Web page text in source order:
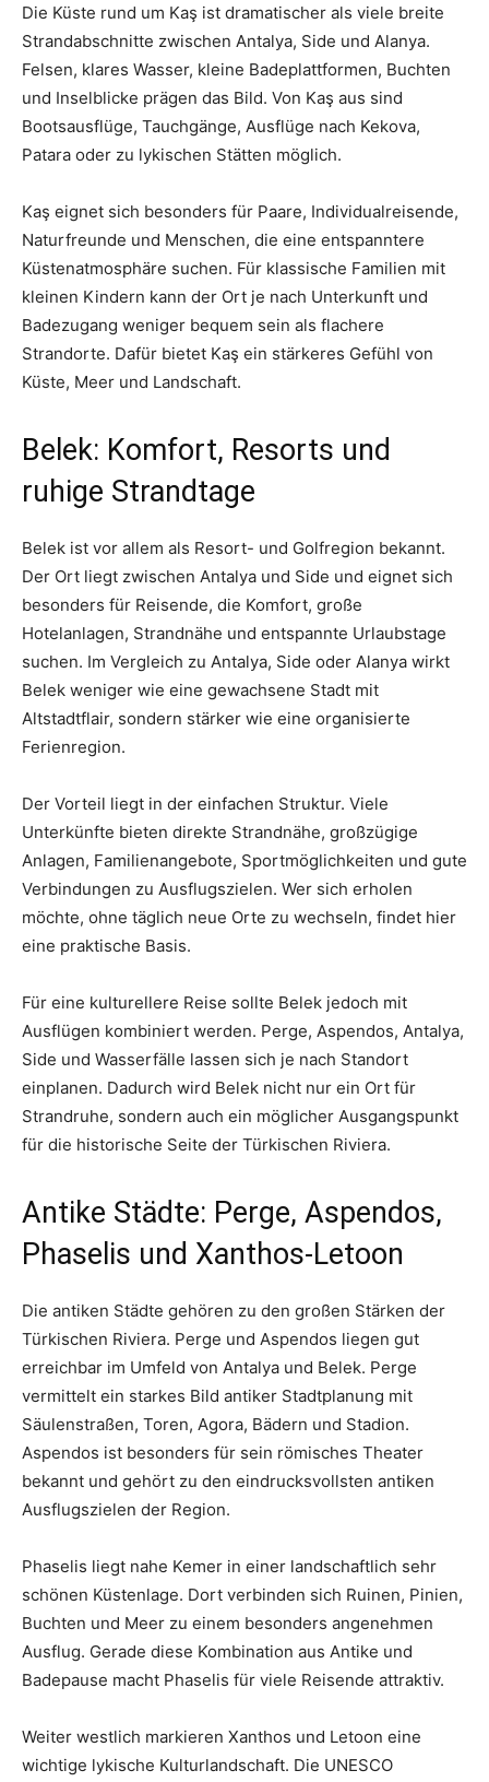
Die Küste rund um Kaş ist dramatischer als viele breite
Strandabschnitte zwischen Antalya, Side und Alanya.
Felsen, klares Wasser, kleine Badeplattformen, Buchten
und Inselblicke prägen das Bild. Von Kaş aus sind
Bootsausflüge, Tauchgänge, Ausflüge nach Kekova,
Patara oder zu lykischen Stätten möglich.
Kaş eignet sich besonders für Paare, Individualreisende,
Naturfreunde und Menschen, die eine entspanntere
Küstenatmosphäre suchen. Für klassische Familien mit
kleinen Kindern kann der Ort je nach Unterkunft und
Badezugang weniger bequem sein als flachere
Strandorte. Dafür bietet Kaş ein stärkeres Gefühl von
Küste, Meer und Landschaft.
Belek: Komfort, Resorts und
ruhige Strandtage
Belek ist vor allem als Resort- und Golfregion bekannt.
Der Ort liegt zwischen Antalya und Side und eignet sich
besonders für Reisende, die Komfort, große
Hotelanlagen, Strandnähe und entspannte Urlaubstage
suchen. Im Vergleich zu Antalya, Side oder Alanya wirkt
Belek weniger wie eine gewachsene Stadt mit
Altstadtflair, sondern stärker wie eine organisierte
Ferienregion.
Der Vorteil liegt in der einfachen Struktur. Viele
Unterkünfte bieten direkte Strandnähe, großzügige
Anlagen, Familienangebote, Sportmöglichkeiten und gute
Verbindungen zu Ausflugszielen. Wer sich erholen
möchte, ohne täglich neue Orte zu wechseln, findet hier
eine praktische Basis.
Für eine kulturellere Reise sollte Belek jedoch mit
Ausflügen kombiniert werden. Perge, Aspendos, Antalya,
Side und Wasserfälle lassen sich je nach Standort
einplanen. Dadurch wird Belek nicht nur ein Ort für
Strandruhe, sondern auch ein möglicher Ausgangspunkt
für die historische Seite der Türkischen Riviera.
Antike Städte: Perge, Aspendos,
Phaselis und Xanthos-Letoon
Die antiken Städte gehören zu den großen Stärken der
Türkischen Riviera. Perge und Aspendos liegen gut
erreichbar im Umfeld von Antalya und Belek. Perge
vermittelt ein starkes Bild antiker Stadtplanung mit
Säulenstraßen, Toren, Agora, Bädern und Stadion.
Aspendos ist besonders für sein römisches Theater
bekannt und gehört zu den eindrucksvollsten antiken
Ausflugszielen der Region.
Phaselis liegt nahe Kemer in einer landschaftlich sehr
schönen Küstenlage. Dort verbinden sich Ruinen, Pinien,
Buchten und Meer zu einem besonders angenehmen
Ausflug. Gerade diese Kombination aus Antike und
Badepause macht Phaselis für viele Reisende attraktiv.
Weiter westlich markieren Xanthos und Letoon eine
wichtige lykische Kulturlandschaft. Die UNESCO